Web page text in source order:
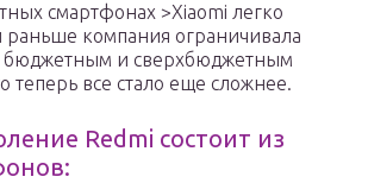
смартфонах >Xiaomi легко
раньше компания ограничивала
бюджетным и сверхбюджетным
теперь все стало еще сложнее.
Redmi состоит из